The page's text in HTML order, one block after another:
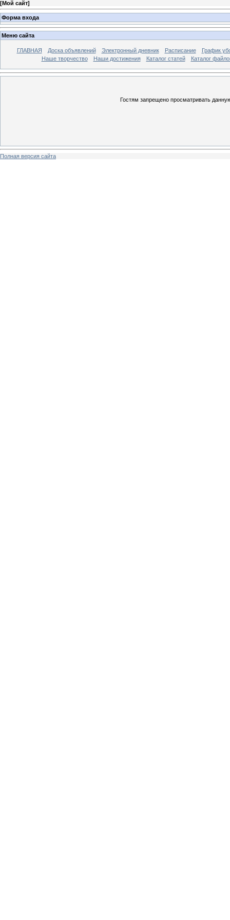
[Мой сайт]
Форма входа
Меню сайта
ГЛАВНАЯ Доска объявлений Электронный дневник Расписание
График
Наше творчество
Наши достижения Каталог статей Каталог
Гостям запрещено просматривать
Полная версия сайта